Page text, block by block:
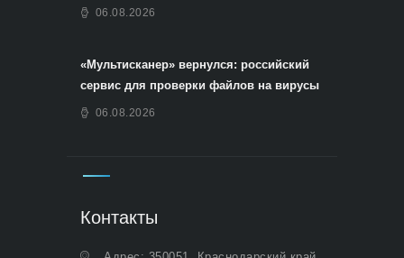
06.08.2026
«Мультисканер» вернулся: российский
сервис для проверки файлов на вирусы
06.08.2026
Контакты